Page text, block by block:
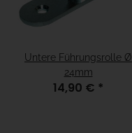
Untere Führungsrolle Ø
24mm
14,90 € *